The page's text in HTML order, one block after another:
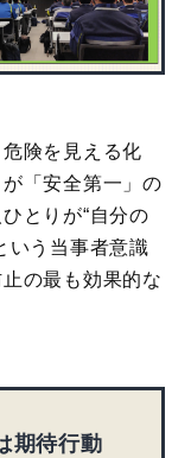
険を見える化
「安全第一」の
とりが“自分の
いう当事者意識
の最も効果的な
期待行動